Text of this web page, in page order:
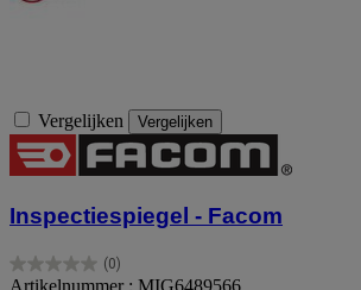
Vergelijken Vergelijken
Inspectiespiegel - Facom
(0)
0.0
Artikelnummer : MIG6489566